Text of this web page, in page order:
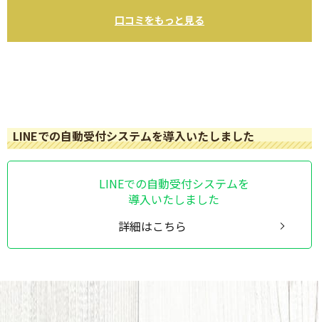
口コミをもっと見る
LINEでの自動受付システムを導入いたしました
LINEでの自動受付システムを
導入いたしました
詳細はこちら